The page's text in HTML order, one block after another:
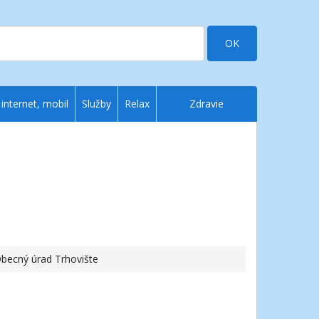
OK
úrad Trhovište
internet, mobil Služby Relax Zdravie